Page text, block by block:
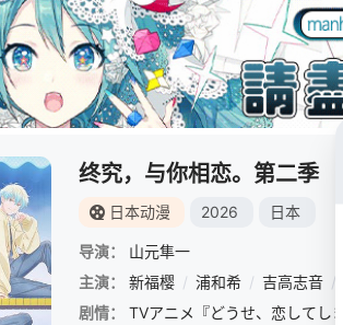
终究，与你相恋。第二季
日本动漫 2026 日本
导演：
山元隼一
主演：
新福樱 / 浦和希 / 吉高志音 /
剧情：